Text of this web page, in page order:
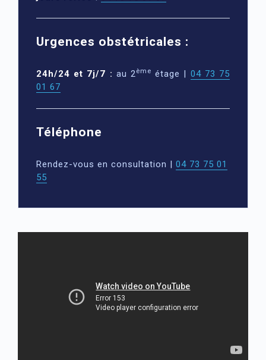
Urgences obstétricales :
24h/24 et 7j/7 : au 2ème étage | 04 73 75
01 67
Téléphone
Rendez-vous en consultation | 04 73 75 01
55